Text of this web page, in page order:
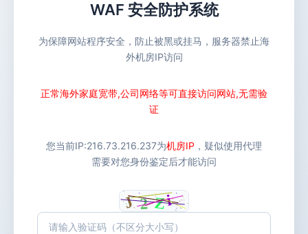
WAF 安全防护系统
为保障网站程序安全，防止被黑或挂马，服务器禁止海
外机房IP访问
正常海外家庭宽带,公司网络等可直接访问网站,无需验
证
您当前IP:216.73.216.237为机房IP ，疑似使用代理
需要对您身份鉴定后才能访问